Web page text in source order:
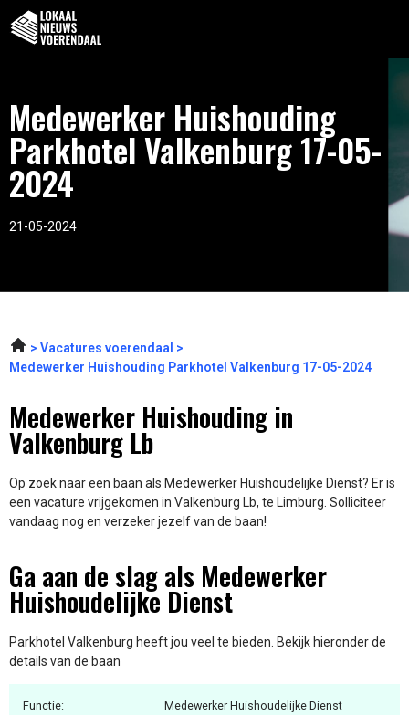
Medewerker Huishouding
Parkhotel Valkenburg 17-05-
2024
21-05-2024
Vacatures voerendaal
Medewerker Huishouding Parkhotel Valkenburg 17-05-2024
Medewerker Huishouding in
Valkenburg Lb
Op zoek naar een baan als Medewerker Huishoudelijke Dienst? Er is
een vacature vrijgekomen in Valkenburg Lb, te Limburg. Solliciteer
vandaag nog en verzeker jezelf van de baan!
Ga aan de slag als Medewerker
Huishoudelijke Dienst
Parkhotel Valkenburg heeft jou veel te bieden. Bekijk hieronder de
details van de baan
Functie: Medewerker Huishoudelijke Dienst